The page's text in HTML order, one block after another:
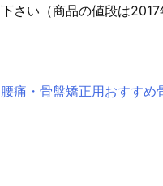
下さい（商品の値段は2017
腰痛・骨盤矯正用おすすめ